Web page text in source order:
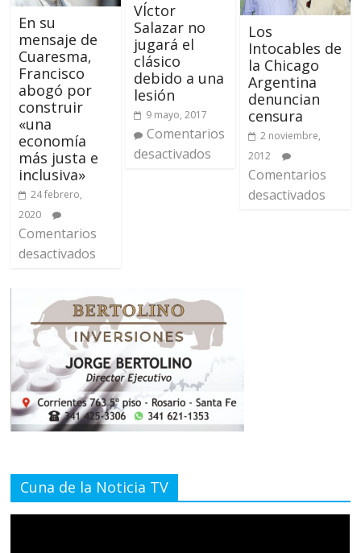
En su
mensaje de
Cuaresma,
Francisco
abogó por
construir
«una
economía
más justa e
inclusiva»
24 febrero,
2020
Comentarios
desactivados
VÍctor
Salazar no
jugará el
clásico
debido a una
lesión
9 mayo, 2017
Comentarios
desactivados
Los
Intocables de
la Chicago
Argentina
denuncian
censura
2 noviembre,
2012
Comentarios
desactivados
Cuna de la Noticia TV